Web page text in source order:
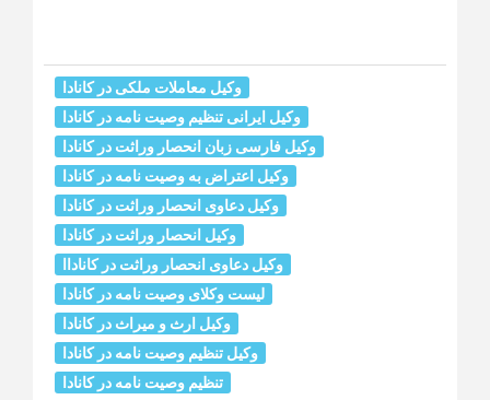
وکیل معاملات ملکی در کانادا
وکیل ایرانی تنظیم وصیت نامه در کانادا
وکیل فارسی زبان انحصار وراثت در کانادا
وکیل اعتراض به وصیت نامه در کانادا
وکیل دعاوی انحصار وراثت در کانادا
وکیل انحصار وراثت در کانادا
وکیل دعاوی انحصار وراثت در کاناداا
لیست وکلای وصیت نامه در کانادا
وکیل ارث و میراث در کانادا
وکیل تنظیم وصیت نامه در کانادا
تنظیم وصیت نامه در کانادا